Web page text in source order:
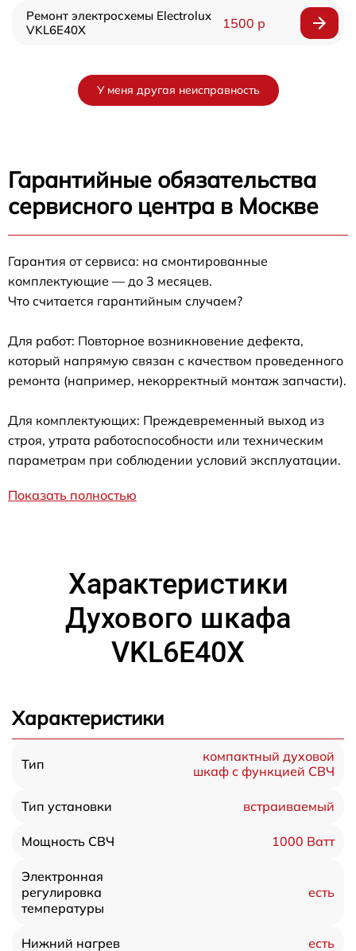
Ремонт электросхемы Electrolux
VKL6E40X
1500 р
У меня другая неисправность
Гарантийные обязательства
сервисного центра в Москве
Гарантия от сервиса: на смонтированные
комплектующие — до 3 месяцев.
Что считается гарантийным случаем?
Для работ: Повторное возникновение дефекта,
который напрямую связан с качеством проведенного
ремонта (например, некорректный монтаж запчасти).
Для комплектующих: Преждевременный выход из
строя, утрата работоспособности или техническим
параметрам при соблюдении условий эксплуатации.
Показать полностью
Характеристики
Духового шкафа
VKL6E40X
Характеристики
Тип
компактный духовой
шкаф с функцией СВЧ
Тип установки встраиваемый
Мощность СВЧ 1000 Ватт
Электронная
регулировка
температуры
есть
Нижний нагрев есть